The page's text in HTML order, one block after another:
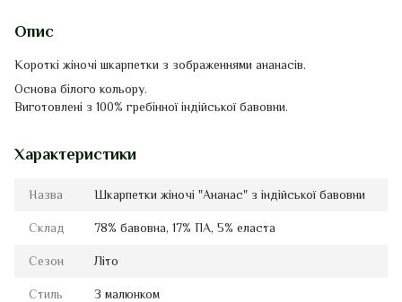
Опис
Короткі жіночі шкарпетки з зображеннями ананасів.
Основа білого кольору.
Виготовлені з 100% гребінної індійської бавовни.
Характеристики
Назва Шкарпетки жіночі "Ананас" з індійської бавовни
Склад 78% бавовна, 17% ПА, 5% еласта
Сезон Літо
Стиль З малюнком